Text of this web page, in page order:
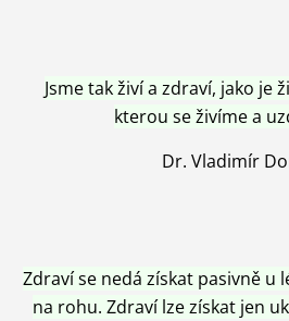
Jsme tak živí a zdraví, jako je
kterou se živíme a
Dr. Vladimír
Zdraví se nedá získat pasivně u
na rohu. Zdraví lze získat jen